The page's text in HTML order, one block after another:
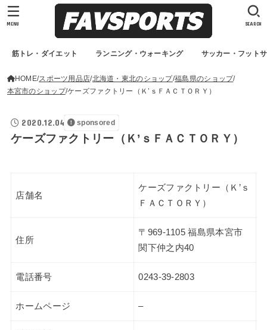
筋トレ・ダイエット ランニング・ウォーキング サッカー・フット
SEARCH
MENU
HOME スポーツ用品店 北海道・東北のショップ 福島県のショップ
本宮市のショップ ケーズファクトリー（Ｋ’ｓＦＡＣＴＯＲＹ）
2020.12.04 sponsored
ケーズファクトリー（Ｋ’ｓＦＡＣＴＯＲＹ）
店舗名
ケーズファクトリー（Ｋ’ｓ
ＦＡＣＴＯＲＹ）
住所
〒969-1105 福島県本宮市
関下仲之内40
電話番号 0243-39-2803
ホームページ –